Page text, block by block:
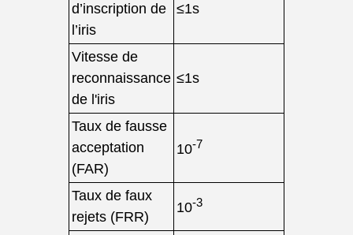
d’inscription de
l’iris
≤1s
Vitesse de
reconnaissance
de l'iris
≤1s
Taux de fausse
acceptation
(FAR)
10-7
Taux de faux
rejets (FRR)
10-3